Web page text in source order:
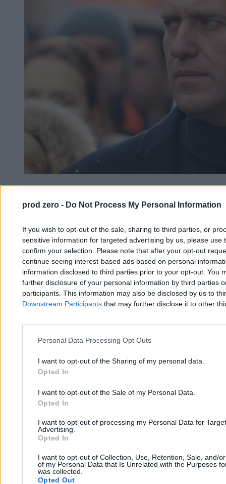
prod zero - Do Not Process My Personal Information
If you wish to opt-out of the sale, sharing to third parties, or
sensitive information for targeted advertising by us, please use
confirm your selection. Please note that after your opt-out
continue seeing interest-based ads based on personal
information disclosed to third parties prior to your opt-out. You
further disclosure of your personal information by third parties
participants. This information may also be disclosed by us to
Downstream Participants that may further disclose it to other
Personal Data Processing Opt Outs
I want to opt-out of the Sharing of my personal data.
Opted In
I want to opt-out of the Sale of my Personal Data.
Opted In
I want to opt-out of processing my Personal Data for
Advertising.
Opted In
I want to opt-out of Collection, Use, Retention, Sale, and/
of my Personal Data that Is Unrelated with the Purposes
was collected.
Opted Out
lata kolonii karnej
Krzysztof Jabłonowski
05.02.2026
Tematy
Biznes
Technologia
Moto